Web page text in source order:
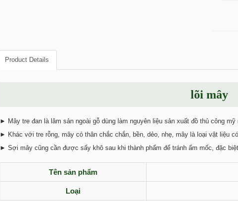
Product Details
lõi mây
► Mây tre đan là lâm sản ngoài gỗ dùng làm nguyên liệu sản xuất đồ thủ công
► Khác với tre rỗng, mây có thân chắc chắn, bền, dẻo, nhẹ, mây là loại vật liệu
► Sợi mây cũng cần được sấy khô sau khi thành phẩm để tránh ẩm mốc, đặc
Tên sản phẩm
Loại